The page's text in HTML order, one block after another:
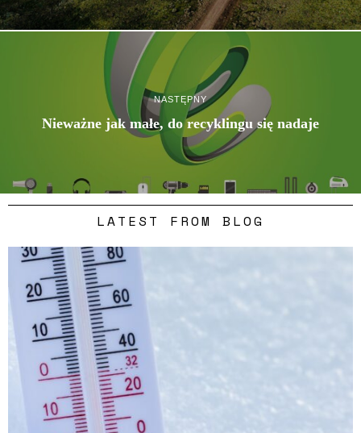
NASTĘPNY
Nieważne jak małe, do recyklingu się nadaje
LATEST FROM BLOG